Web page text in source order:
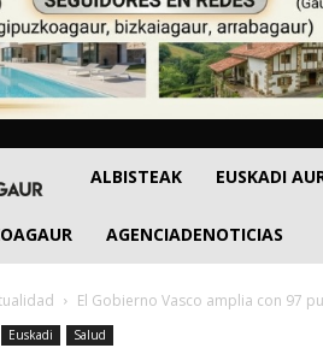
BizkaiaGaur
ALBISTEAK EUSKADI
AGENCIADENOTICIAS
El Gobierno Vasco amplia con 97
Euskadi Salud